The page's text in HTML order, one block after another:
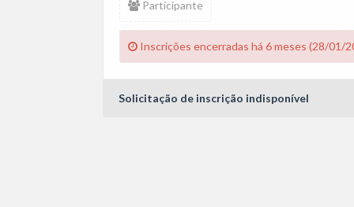
Participante
Inscrições encerradas há 6 meses (28/01/
Solicitação de inscrição indisponível